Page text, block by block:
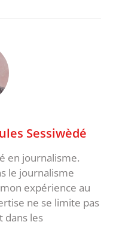
Sessiwèdé
en journalisme.
le journalisme
expérience au
ne se limite pas
dans les